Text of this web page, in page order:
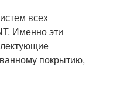
всех
Именно эти
покрытию,